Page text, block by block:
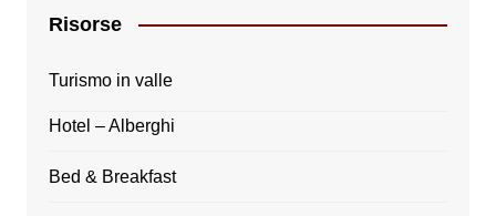
Risorse
Turismo in valle
Hotel – Alberghi
Bed & Breakfast